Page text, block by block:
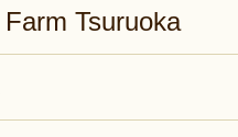
Farm Tsuruoka